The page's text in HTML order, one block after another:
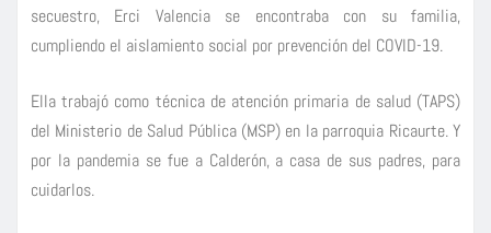
secuestro, Erci Valencia se encontraba con su familia,
cumpliendo el aislamiento social por prevención del COVID-19.
Ella trabajó como técnica de atención primaria de salud (TAPS)
del Ministerio de Salud Pública (MSP) en la parroquia Ricaurte. Y
por la pandemia se fue a Calderón, a casa de sus padres, para
cuidarlos.